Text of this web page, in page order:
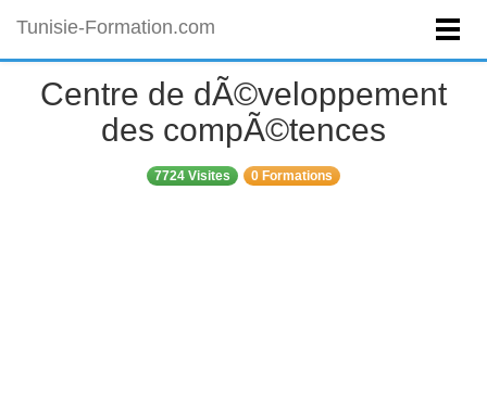
Tunisie-Formation.com
Centre de dÃ©veloppement
des compÃ©tences
7724 Visites 0 Formations